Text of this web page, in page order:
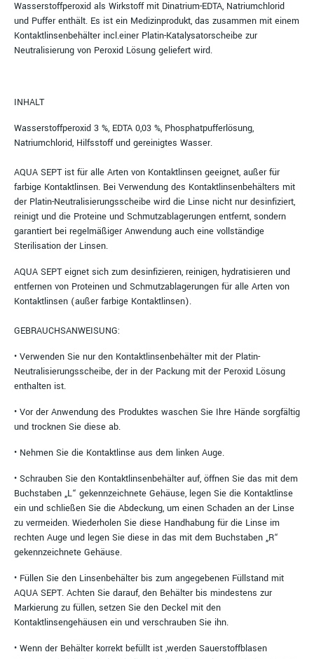
Wasserstoffperoxid als Wirkstoff mit Dinatrium-EDTA, Natriumchlorid
und Puffer enthält. Es ist ein Medizinprodukt, das zusammen mit einem
Kontaktlinsenbehälter incl.einer Platin-Katalysatorscheibe zur
Neutralisierung von Peroxid Lösung geliefert wird.
INHALT
Wasserstoffperoxid 3 %, EDTA 0,03 %, Phosphatpufferlösung,
Natriumchlorid, Hilfsstoff und gereinigtes Wasser.
AQUA SEPT ist für alle Arten von Kontaktlinsen geeignet, außer für
farbige Kontaktlinsen. Bei Verwendung des Kontaktlinsenbehälters mit
der Platin-Neutralisierungsscheibe wird die Linse nicht nur desinfiziert,
reinigt und die Proteine und Schmutzablagerungen entfernt, sondern
garantiert bei regelmäßiger Anwendung auch eine vollständige
Sterilisation der Linsen.
AQUA SEPT eignet sich zum desinfizieren, reinigen, hydratisieren und
entfernen von Proteinen und Schmutzablagerungen für alle Arten von
Kontaktlinsen (außer farbige Kontaktlinsen).
GEBRAUCHSANWEISUNG:
• Verwenden Sie nur den Kontaktlinsenbehälter mit der Platin-
Neutralisierungsscheibe, der in der Packung mit der Peroxid Lösung
enthalten ist.
• Vor der Anwendung des Produktes waschen Sie Ihre Hände sorgfältig
und trocknen Sie diese ab.
• Nehmen Sie die Kontaktlinse aus dem linken Auge.
• Schrauben Sie den Kontaktlinsenbehälter auf, öffnen Sie das mit dem
Buchstaben „L“ gekennzeichnete Gehäuse, legen Sie die Kontaktlinse
ein und schließen Sie die Abdeckung, um einen Schaden an der Linse
zu vermeiden. Wiederholen Sie diese Handhabung für die Linse im
rechten Auge und legen Sie diese in das mit dem Buchstaben „R“
gekennzeichnete Gehäuse.
• Füllen Sie den Linsenbehälter bis zum angegebenen Füllstand mit
AQUA SEPT. Achten Sie darauf, den Behälter bis mindestens zur
Markierung zu füllen, setzen Sie den Deckel mit den
Kontaktlinsengehäusen ein und verschrauben Sie ihn.
• Wenn der Behälter korrekt befüllt ist ,werden Sauerstoffblasen